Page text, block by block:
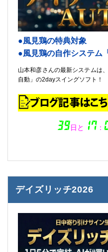
●風見鶏の特典対象
●風見鶏の自作システム
山本和彦さんの最新システムは
自動」の2dayスイングソフト！
デイズリッチ2026